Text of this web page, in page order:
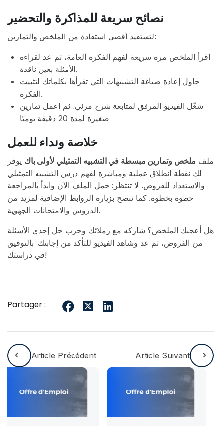
نصائح سريعة للمذاكرة والتحضير
لتستفيد أقصى استفادة من الملخص والتمارين:
اقرأ الملخص مرة سريعة لفهم الفكرة العامة، ثم عد لقراءة
الأمثلة بعين ناقدة.
حاول إعادة صياغة التشبيهات التي تقرأها بكلماتك لتثبيت
الفكرة.
شغّل الفيديو المرفق لمتابعة شرح مرئي، ثم اعمل تمارين
صغيرة لمدة 20 دقيقة يوميًا.
خلاصة ونداء للعمل
ملف ملخص وتمارين مبسطة في التشبيه التمثيلي لأولى باك يوفر
لك نقطة انطلاق عملية ومباشرة لفهم درس التشبيه التمثيلي
والاستعداد للفروض. لا تنتظر: حمل الملف الآن وابدأ بالمراجعة
خطوة بخطوة. كما ننصح بزيارة الروابط الإضافية لمزيد من
الدروس والامتحانات الجهوية.
هل أعجبك الملخص؟ شاركه مع زملائك وجرب حل إحدى الأسئلة
من الفروض، ثم عد وشاهد الفيديو للتأكد من إجابتك. بالتوفيق
في دراستك!
Partager :
Article Précédent Article Suivant